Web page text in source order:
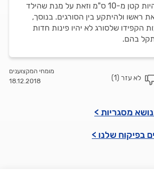
סמוכים צריך להיות קטן מ-10 ס"מ וזאת על מנת שהילד
ראשו ולהיתקע בין הסורגים. בנוסך,
הקפידו שלסורג לא יהיו פינות חדות
בהם.
1
)
מומחי המקצוענים
18.12.2018
מסגריות >
בפיקוח שלנו >